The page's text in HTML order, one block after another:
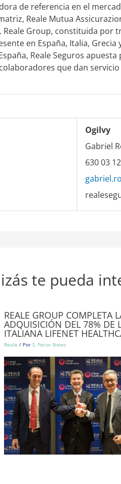
de referencia en el
Reale Mutua
Group, constituida por
en España, Italia, Grecia
Reale Seguros
que dan
Ogilvy
Gabriel
630 03
te pueda
REALE GROUP COMPLETA
ADQUISICIÓN DEL 78% DE
ITALIANA LIFENET
Reale / Por S. Fecor News